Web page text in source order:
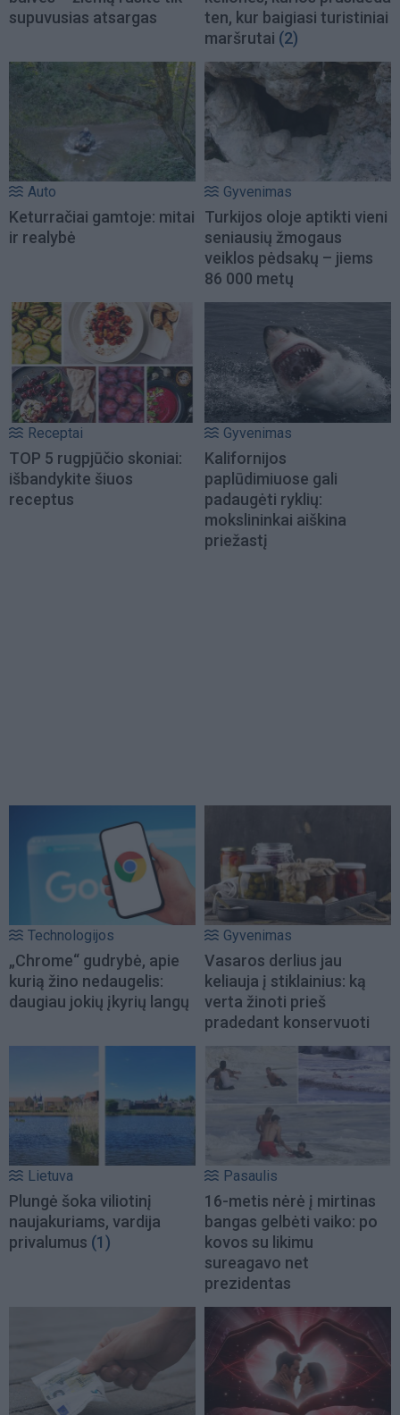
supuvusias atsargas
ten, kur baigiasi turistiniai
maršrutai (2)
Auto
Keturračiai gamtoje: mitai
ir realybė
Gyvenimas
Turkijos oloje aptikti vieni
seniausių žmogaus
veiklos pėdsakų – jiems
86 000 metų
Receptai
TOP 5 rugpjūčio skoniai:
išbandykite šiuos
receptus
Gyvenimas
Kalifornijos
paplūdimiuose gali
padaugėti ryklių:
mokslininkai aiškina
priežastį
Technologijos
„Chrome“ gudrybė, apie
kurią žino nedaugelis:
daugiau jokių įkyrių langų
Gyvenimas
Vasaros derlius jau
keliauja į stiklainius: ką
verta žinoti prieš
pradedant konservuoti
Lietuva
Plungė šoka viliotinį
naujakuriams, vardija
privalumus (1)
Pasaulis
16-metis nėrė į mirtinas
bangas gelbėti vaiko: po
kovos su likimu
sureagavo net
prezidentas